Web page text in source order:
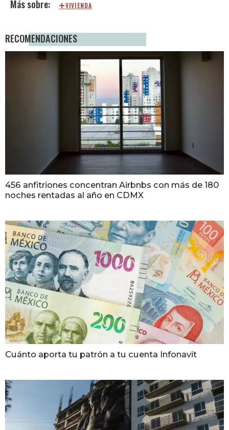
VIVIENDA
RECOMENDACIONES
456 anfitriones concentran Airbnbs con más de 180
noches rentadas al año en CDMX
Cuánto aporta tu patrón a tu cuenta Infonavit